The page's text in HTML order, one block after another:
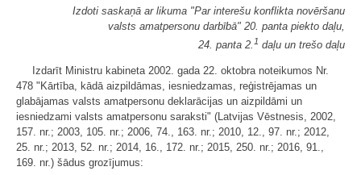
Izdoti saskaņā ar likuma "Par interešu konflikta novēršanu
valsts amatpersonu darbībā" 20. panta piekto daļu,
24. panta 2. 1 daļu un trešo daļu
Izdarīt Ministru kabineta 2002. gada 22. oktobra noteikumos Nr.
478 "Kārtība, kādā aizpildāmas, iesniedzamas, reģistrējamas un
glabājamas valsts amatpersonu deklarācijas un aizpildāmi un
iesniedzami valsts amatpersonu saraksti" (Latvijas Vēstnesis, 2002,
157. nr.; 2003, 105. nr.; 2006, 74., 163. nr.; 2010, 12., 97. nr.; 2012,
25. nr.; 2013, 52. nr.; 2014, 16., 172. nr.; 2015, 250. nr.; 2016, 91.,
169. nr.) šādus grozījumus: